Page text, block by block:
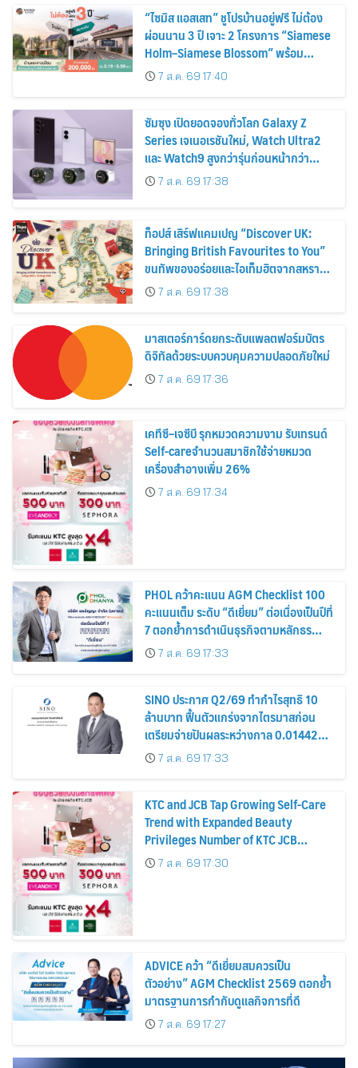
“ไซมิส แอสเสท” ชูโปรบ้านอยู่ฟรี ไม่ต้อง
ผ่อนนาน 3 ปี เจาะ 2 โครงการ “Siamese
Holm–Siamese Blossom” พร้อม
ส่วนลดและสิทธิพิเศษถึง 31 สิงหาคม
2569
7 ส.ค. 69 17:40
ซัมซุง เปิดยอดจองทั่วโลก Galaxy Z
Series เจเนอเรชันใหม่, Watch Ultra2
และ Watch9 สูงกว่ารุ่นก่อนหน้ากว่า
30%7 ส.ค. 69 17:38
ท็อปส์ เสิร์ฟแคมเปญ “Discover UK:
Bringing British Favourites to You”
ขนทัพของอร่อยและไอเท็มฮิตจากสหราช
อาณาจักร ส่งตรงถึงมือตั้งแต่วันนี้ – 18
สิงหาคมนี้
7 ส.ค. 69 17:38
มาสเตอร์การ์ดยกระดับแพลตฟอร์มบัตร
ดิจิทัลด้วยระบบควบคุมความปลอดภัยใหม่
7 ส.ค. 69 17:36
เคทีซี–เจซีบี รุกหมวดความงาม รับเทรนด์
Self-careจำนวนสมาชิกใช้จ่ายหมวด
เครื่องสำอางเพิ่ม 26%
7 ส.ค. 69 17:34
PHOL คว้าคะแนน AGM Checklist 100
คะแนนเต็ม ระดับ “ดีเยี่ยม” ต่อเนื่องเป็นปีที่
7 ตอกย้ำการดำเนินธุรกิจตามหลักธร
รมาภิบาล โปร่งใส สร้างความเชื่อมั่นผู้ถือ
หุ้น
7 ส.ค. 69 17:33
SINO ประกาศ Q2/69 ทำกำไรสุทธิ 10
ล้านบาท ฟื้นตัวแกร่งจากไตรมาสก่อน
เตรียมจ่ายปันผลระหว่างกาล 0.014423
บาทต่อหุ้น ครึ่งปีหลังมุ่งเติบโตต่อเนื่อง
7 ส.ค. 69 17:33
KTC and JCB Tap Growing Self-Care
Trend with Expanded Beauty
Privileges Number of KTC JCB
Cardmembers Spending on
Cosmetics Rises 26%
7 ส.ค. 69 17:30
ADVICE คว้า “ดีเยี่ยมสมควรเป็น
ตัวอย่าง” AGM Checklist 2569 ตอกย้ำ
มาตรฐานการกำกับดูแลกิจการที่ดี
7 ส.ค. 69 17:27